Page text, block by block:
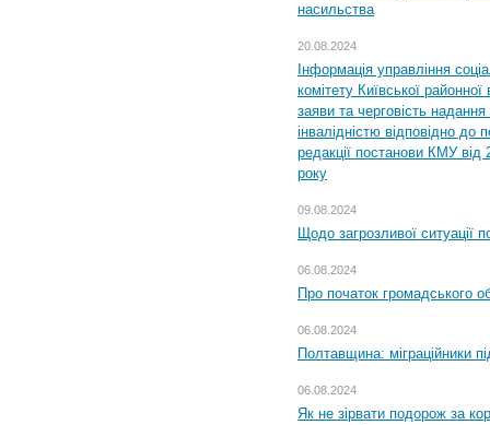
насильства
20.08.2024
Інформація управління
комітету Київської
заяви та черговість надання
інвалідністю відповідно
редакції постанови КМУ
року
09.08.2024
Щодо загрозливої ситуації
06.08.2024
Про початок громадського
06.08.2024
Полтавщина: міграційники
06.08.2024
Як не зірвати подорож за